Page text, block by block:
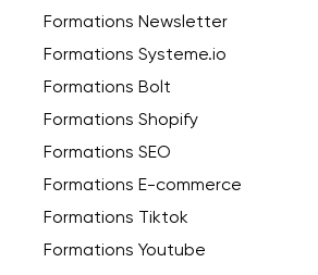
Formations Newsletter
Formations Systeme.io
Formations Bolt
Formations Shopify
Formations SEO
Formations E-commerce
Formations Tiktok
Formations Youtube